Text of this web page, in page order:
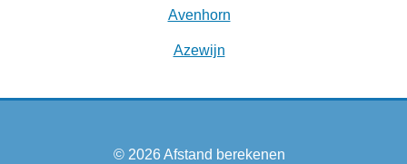
Avenhorn
Azewijn
© 2026Afstand berekenen